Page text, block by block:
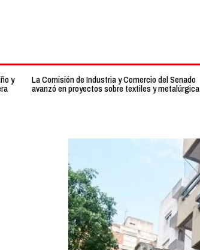
y La Comisión de Industria y Comercio del Senado
avanzó en proyectos sobre textiles y metalúrgica